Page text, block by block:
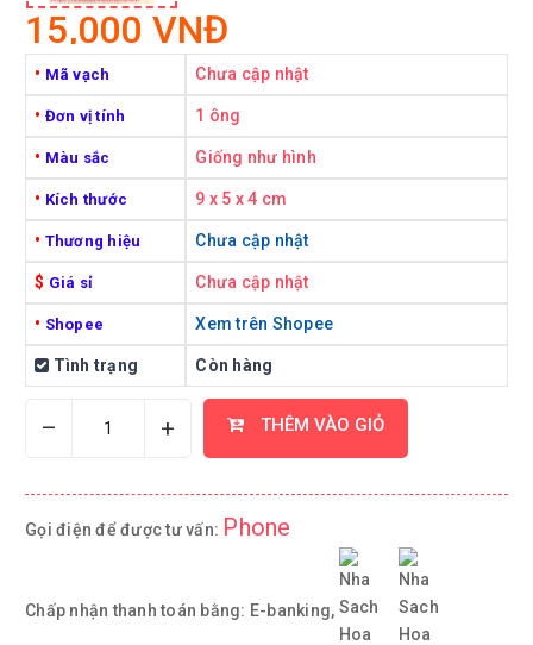
15,000 VNĐ
• Mã vạch Chưa cập nhật
• Đơn vị tính 1 ông
• Màu sắc Giống như hình
• Kích thước 9 x 5 x 4 cm
• Thương hiệu Chưa cập nhật
$ Giá sỉ Chưa cập nhật
• Shopee Xem trên Shopee
Tình trạng Còn hàng
– + THÊM VÀO GIỎ
Gọi điện để được tư vấn: Phone
Chấp nhận thanh toán bằng: E-banking,